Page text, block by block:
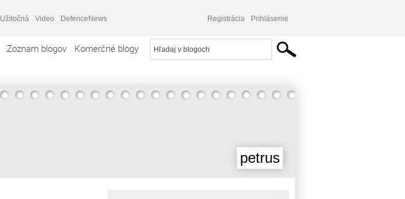
Užitočná Video DefenceNews Registrácia Prihlásenie
Zoznam blogov Komerčné blogy
petrus